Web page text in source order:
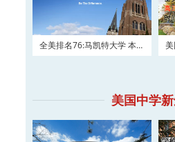
全美排名76:马凯特大学 本科
美国中学